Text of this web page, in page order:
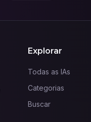
Explorar
Todas as IAs
Categorias
Buscar